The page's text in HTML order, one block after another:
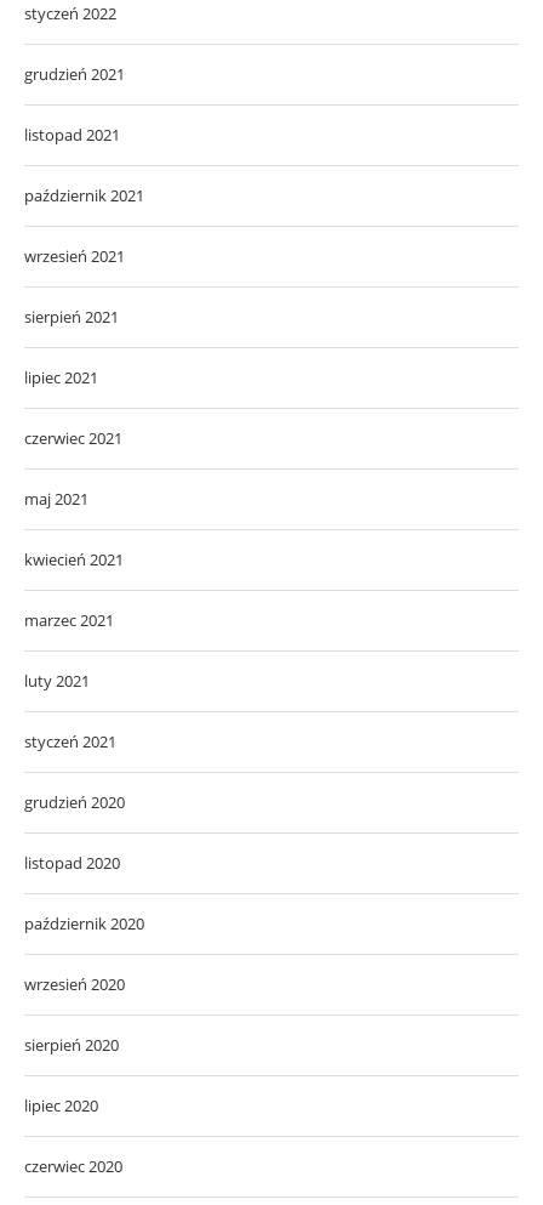
styczeń 2022
grudzień 2021
listopad 2021
październik 2021
wrzesień 2021
sierpień 2021
lipiec 2021
czerwiec 2021
maj 2021
kwiecień 2021
marzec 2021
luty 2021
styczeń 2021
grudzień 2020
listopad 2020
październik 2020
wrzesień 2020
sierpień 2020
lipiec 2020
czerwiec 2020